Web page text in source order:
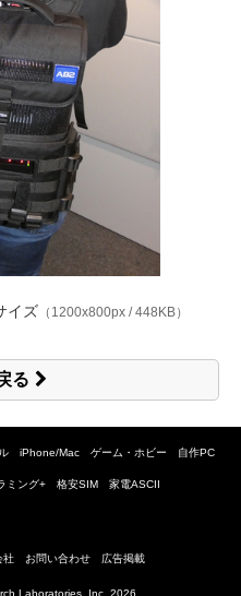
イズ （1200x800px / 448KB）
る
iPhone/Mac ゲーム・ホビー 自作PC
ミング+ 格安SIM 家電ASCII
社 お問い合わせ 広告掲載
Laboratories, Inc. 2026